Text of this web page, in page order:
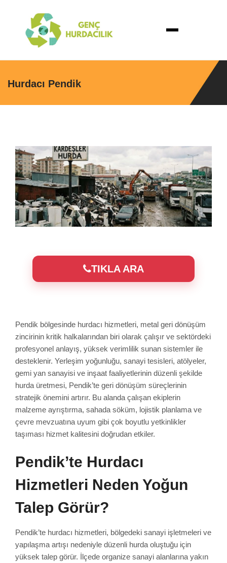
Hurdacı Pendik
TIKLA ARA
Pendik bölgesinde hurdacı hizmetleri, metal geri dönüşüm
zincirinin kritik halkalarından biri olarak çalışır ve sektördeki
profesyonel anlayış, yüksek verimlilik sunan sistemler ile
desteklenir. Yerleşim yoğunluğu, sanayi tesisleri, atölyeler,
gemi yan sanayisi ve inşaat faaliyetlerinin düzenli şekilde
hurda üretmesi, Pendik’te geri dönüşüm süreçlerinin
stratejik önemini artırır. Bu alanda çalışan ekiplerin
malzeme ayrıştırma, sahada söküm, lojistik planlama ve
çevre mevzuatına uyum gibi çok boyutlu yetkinlikler
taşıması hizmet kalitesini doğrudan etkiler.
Pendik’te Hurdacı
Hizmetleri Neden Yoğun
Talep Görür?
Pendik’te hurdacı hizmetleri, bölgedeki sanayi işletmeleri ve
yapılaşma artışı nedeniyle düzenli hurda oluştuğu için
yüksek talep görür. İlçede organize sanayi alanlarına yakın